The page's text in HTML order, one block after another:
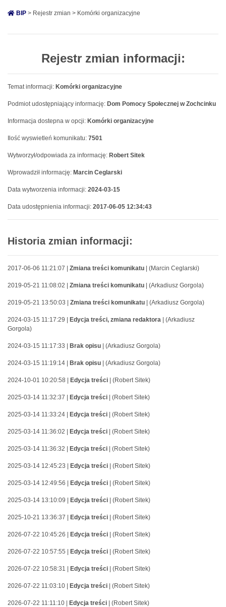
BIP > Rejestr zmian > Komórki organizacyjne
Rejestr zmian informacji:
Temat informacji: Komórki organizacyjne
Podmiot udostępniający informację: Dom Pomocy Społecznej w Zochcinku
Informacja dostepna w opcji: Komórki organizacyjne
Ilość wyswietleń komunikatu: 7501
Wytworzył/odpowiada za informację: Robert Sitek
Wprowadził informację: Marcin Ceglarski
Data wytworzenia informacji: 2024-03-15
Data udostępnienia informacji: 2017-06-05 12:34:43
Historia zmian informacji:
2017-06-06 11:21:07 | Zmiana treści komunikatu | (Marcin Ceglarski)
2019-05-21 11:08:02 | Zmiana treści komunikatu | (Arkadiusz Gorgola)
2019-05-21 13:50:03 | Zmiana treści komunikatu | (Arkadiusz Gorgola)
2024-03-15 11:17:29 | Edycja treści, zmiana redaktora | (Arkadiusz
Gorgola)
2024-03-15 11:17:33 | Brak opisu | (Arkadiusz Gorgola)
2024-03-15 11:19:14 | Brak opisu | (Arkadiusz Gorgola)
2024-10-01 10:20:58 | Edycja treści | (Robert Sitek)
2025-03-14 11:32:37 | Edycja treści | (Robert Sitek)
2025-03-14 11:33:24 | Edycja treści | (Robert Sitek)
2025-03-14 11:36:02 | Edycja treści | (Robert Sitek)
2025-03-14 11:36:32 | Edycja treści | (Robert Sitek)
2025-03-14 12:45:23 | Edycja treści | (Robert Sitek)
2025-03-14 12:49:56 | Edycja treści | (Robert Sitek)
2025-03-14 13:10:09 | Edycja treści | (Robert Sitek)
2025-10-21 13:36:37 | Edycja treści | (Robert Sitek)
2026-07-22 10:45:26 | Edycja treści | (Robert Sitek)
2026-07-22 10:57:55 | Edycja treści | (Robert Sitek)
2026-07-22 10:58:31 | Edycja treści | (Robert Sitek)
2026-07-22 11:03:10 | Edycja treści | (Robert Sitek)
2026-07-22 11:11:10 | Edycja treści | (Robert Sitek)